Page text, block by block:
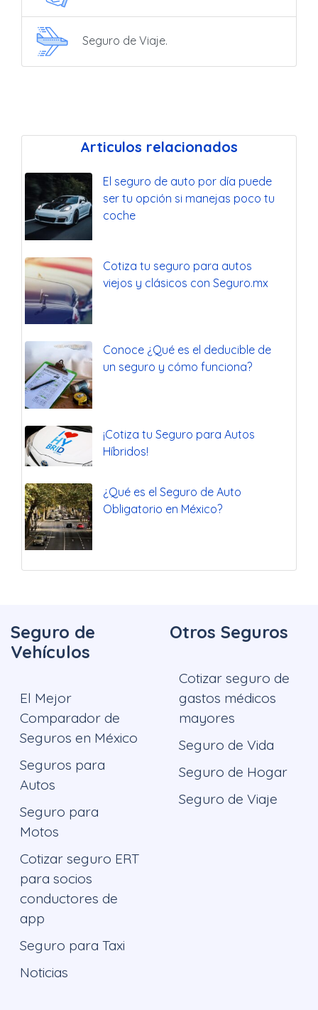
Seguro de Viaje.
Articulos relacionados
El seguro de auto por día puede
ser tu opción si manejas poco tu
coche
Cotiza tu seguro para autos
viejos y clásicos con Seguro.mx
Conoce ¿Qué es el deducible de
un seguro y cómo funciona?
¡Cotiza tu Seguro para Autos
Híbridos!
¿Qué es el Seguro de Auto
Obligatorio en México?
Seguro de
Vehículos
El Mejor
Comparador de
Seguros en México
Seguros para
Autos
Seguro para
Motos
Cotizar seguro ERT
para socios
conductores de
app
Seguro para Taxi
Noticias
Otros Seguros
Cotizar seguro de
gastos médicos
mayores
Seguro de Vida
Seguro de Hogar
Seguro de Viaje